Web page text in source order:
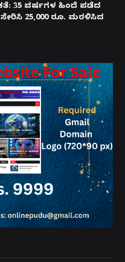
35 ವರ್ಷಗಳ ಹಿಂದೆ ಪಡೆದ
ಸೇರಿಸಿ 25,000 ರೂ. ಮರಳಿಸಿದ